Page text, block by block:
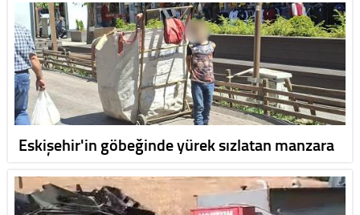
Eskişehir'in göbeğinde yürek sızlatan manzara